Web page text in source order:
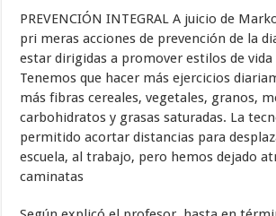
PREVENCIÓN INTEGRAL A juicio de
pri meras acciones de prevención de la
estar dirigidas a promover estilos de vida
Tenemos que hacer más ejercicios
más fibras cereales, vegetales, granos,
carbohidratos y grasas saturadas. La
permitido acortar distancias para
escuela, al trabajo, pero hemos dejado
caminatas